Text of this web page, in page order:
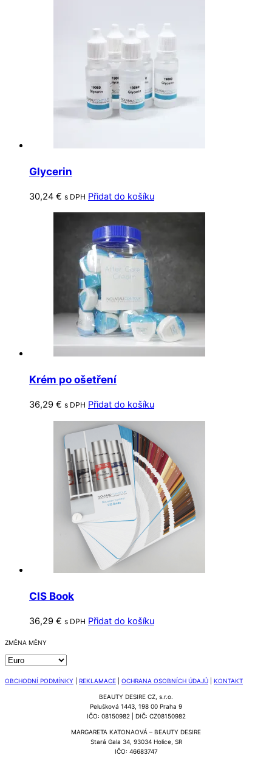
Glycerin
30,24 € s DPH Přidat do košíku
Krém po ošetření
36,29 € s DPH Přidat do košíku
CIS Book
36,29 € s DPH Přidat do košíku
ZMĚNA MĚNY
OBCHODNÍ PODMÍNKY REKLAMACE OCHRANA OSOBNÍCH ÚDAJŮ KONTAKT
BEAUTY DESIRE CZ, s.r.o.
Pelušková 1443, 198 00 Praha 9
IČO: 08150982 | DIČ: CZ08150982
MARGARETA KATONAOVÁ – BEAUTY DESIRE
Stará Gala 34, 93034 Holice, SR
IČO: 46683747